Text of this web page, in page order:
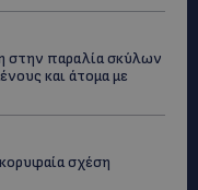
στην παραλία σκύλων
και άτομα με
σχέση